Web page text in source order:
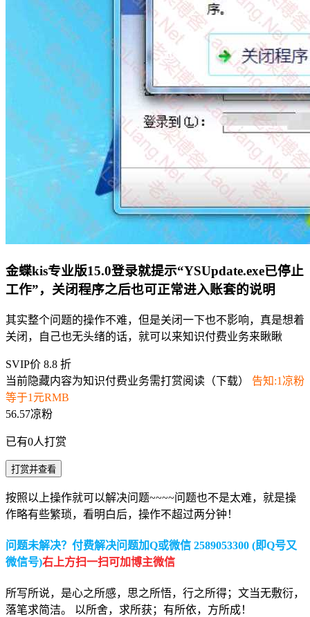
金蝶kis专业版15.0登录就提示“YSUpdate.exe已停止
工作”，关闭程序之后也可正常进入账套的说明
其实整个问题的操作不难，但是关闭一下也不影响，真是想着
关闭，自己也无头绪的话，就可以来知识付费业务来瞅瞅
SVIP价 8.8 折
当前隐藏内容为知识付费业务需打赏阅读（下载） 告知:1凉粉
等于1元RMB
56.57凉粉
已有0人打赏
打赏并查看
按照以上操作就可以解决问题~~~~问题也不是太难，就是操
作略有些繁琐，看明白后，操作不超过两分钟！
问题未解决？付费解决问题加Q或微信 2589053300 (即Q号又
微信号)右上方扫一扫可加博主微信
所写所说，是心之所感，思之所悟，行之所得；文当无敷衍，
落笔求简洁。 以所舍，求所获；有所依，方所成！